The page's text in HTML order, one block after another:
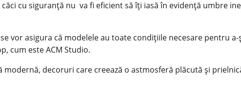
cu siguranță nu va fi eficient să îți iasă în evidență umbre
vor asigura că modelele au toate condițiile necesare pentru
cum este ACM Studio.
decoruri care creează o astmosferă plăcută și